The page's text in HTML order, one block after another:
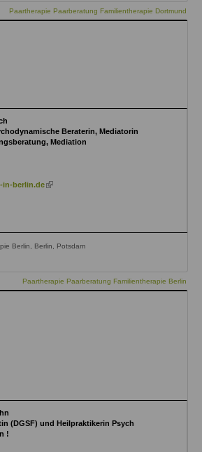
Paartherapie Paarberatung Familientherapie Dortmund
Beraterin, Mediatorin
Mediation
in-berlin.de (link
Berlin, Berlin, Potsdam
Paartherapie Paarberatung Familientherapie Berlin
(DGSF) und Heilpraktikerin Psych
!